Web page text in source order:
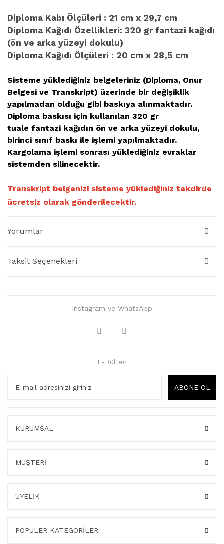
Diploma Kabı Ölçüleri : 21 cm x 29,7 cm
Diploma Kağıdı Özellikleri: 320 gr fantazi kağıdı
(ön ve arka yüzeyi dokulu)
Diploma Kağıdı Ölçüleri : 20 cm x 28,5 cm
Sisteme yüklediğiniz belgeleriniz (Diploma, Onur
Belgesi ve Transkript) üzerinde bir değişiklik
yapılmadan olduğu gibi baskıya alınmaktadır.
Diploma baskısı için kullanılan 320 gr
tuale fantazi kağıdın ön ve arka yüzeyi dokulu,
birinci sınıf baskı ile işlemi yapılmaktadır.
Kargolama işlemi sonrası yüklediğiniz evraklar
sistemden silinecektir.
Transkript belgenizi sisteme yüklediğiniz takdirde
ücretsiz olarak gönderilecektir.
Yorumlar
Taksit Seçenekleri
Instagram ve WhatsApp
E-Bülten
ABONE OL
KURUMSAL
MÜŞTERİ
ÜYELİK
POPÜLER KATEGORİLER